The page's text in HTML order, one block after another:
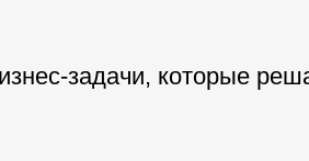
задачи, которые